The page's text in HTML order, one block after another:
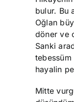
bulur. Bu
Oğlan
döner ve
Sanki
tebessüm
hayalin
Mitte